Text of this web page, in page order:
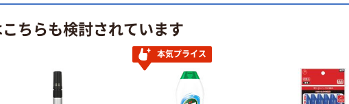
ちらも検討されています
本気プライス